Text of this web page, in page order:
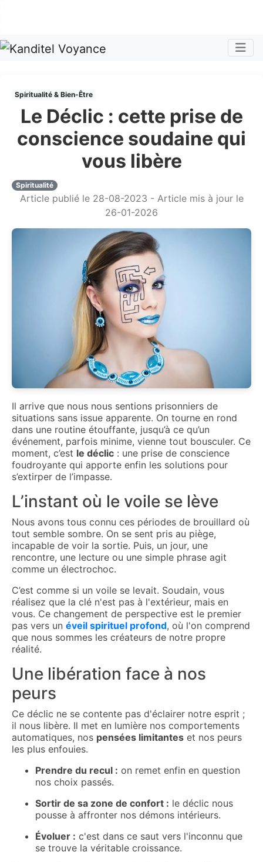
Spiritualité & Bien-Être
Le Déclic : cette prise de
conscience soudaine qui
vous libère
Spiritualité
Article publié le 28-08-2023 - Article mis à jour le
26-01-2026
Il arrive que nous nous sentions prisonniers de
situations sans issue apparente. On tourne en rond
dans une routine étouffante, jusqu’à ce qu’un
événement, parfois minime, vienne tout bousculer. Ce
moment, c’est le déclic : une prise de conscience
foudroyante qui apporte enfin les solutions pour
s’extirper de l’impasse.
L’instant où le voile se lève
Nous avons tous connu ces périodes de brouillard où
tout semble sombre. On se sent pris au piège,
incapable de voir la sortie. Puis, un jour, une
rencontre, une lecture ou une simple phrase agit
comme un électrochoc.
C’est comme si un voile se levait. Soudain, vous
réalisez que la clé n'est pas à l'extérieur, mais en
vous. Ce changement de perspective est le premier
pas vers un éveil spirituel profond, où l'on comprend
que nous sommes les créateurs de notre propre
réalité.
Une libération face à nos
peurs
Ce déclic ne se contente pas d'éclairer notre esprit ;
il nous libère. Il met en lumière nos comportements
automatiques, nos pensées limitantes et nos peurs
les plus enfouies.
Prendre du recul : on remet enfin en question
nos choix passés.
Sortir de sa zone de confort : le déclic nous
pousse à affronter nos démons intérieurs.
Évoluer : c'est dans ce saut vers l'inconnu que
se trouve la véritable croissance.